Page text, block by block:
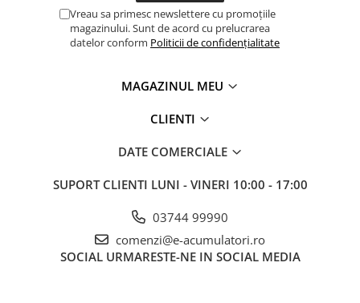
Statii energie portabile
Intrerupatoare si prize
Lumina (Becuri si Lanterne)
Laptop & PC accesorii, baterii,
cabluri USB, prelungitoare USB
Cablu de date si Adaptoare
Vreau sa primesc newslettere cu promoțiile
magazinului. Sunt de acord cu prelucrarea
datelor conform Politicii de confidențialitate
MAGAZINUL MEU
CLIENTI
DATE COMERCIALE
SUPORT CLIENTI LUNI - VINERI 10:00 - 17:00
03744 99990
comenzi@e-acumulatori.ro
SOCIAL URMARESTE-NE IN SOCIAL MEDIA